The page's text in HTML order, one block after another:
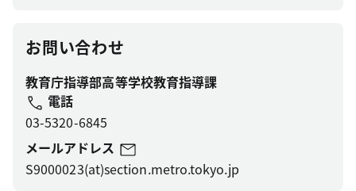
お問い合わせ
教育庁指導部高等学校教育指導課
電話
03-5320-6845
メールアドレス
S9000023(at)section.metro.tokyo.jp